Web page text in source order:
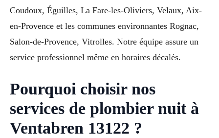
Coudoux, Éguilles, La Fare-les-Oliviers, Velaux, Aix-
en-Provence et les communes environnantes Rognac,
Salon-de-Provence, Vitrolles. Notre équipe assure un
service professionnel même en horaires décalés.
Pourquoi choisir nos
services de plombier nuit à
Ventabren 13122 ?